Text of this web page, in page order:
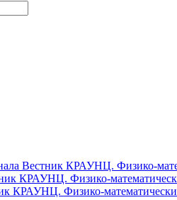
Вестник КРАУНЦ. Физико-
КРАУНЦ. Физико-
КРАУНЦ. Физико-